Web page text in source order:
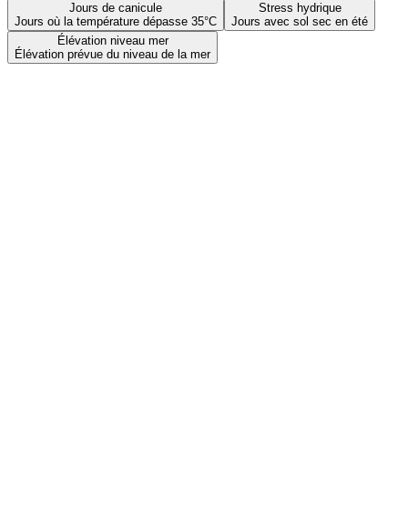
Jours de canicule
Jours où la température dépasse 35°C
Stress hydrique
Jours avec sol sec en été
Élévation niveau mer
Élévation prévue du niveau de la mer